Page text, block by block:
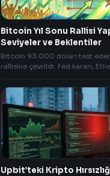
Bitcoin Yıl Sonu Rallisi
Seviyeler ve Beklentiler
Bitcoin 93.000 doları test
rallisine çevrildi. Fed kararı,
Upbit’teki Kripto